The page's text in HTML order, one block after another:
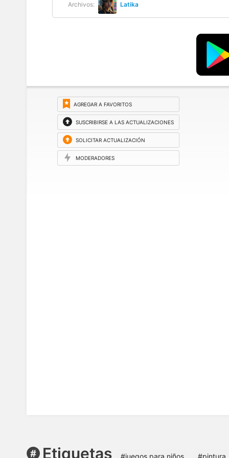
Archivos: Latika
AGREGAR A FAVORITOS
SUSCRIBIRSE A LAS ACTUALIZACIONES
SOLICITAR ACTUALIZACIÓN
MODERADORES
Etiquetas #juegos para niños #pintura